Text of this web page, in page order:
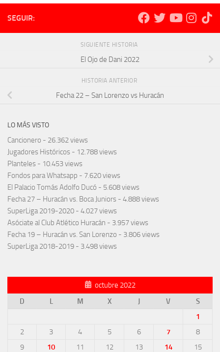
SEGUIR:
SIGUIENTE HISTORIA
El Ojo de Dani 2022
HISTORIA ANTERIOR
Fecha 22 – San Lorenzo vs Huracán
LO MÁS VISTO
Cancionero - 26.362 views
Jugadores Históricos - 12.788 views
Planteles - 10.453 views
Fondos para Whatsapp - 7.620 views
El Palacio Tomás Adolfo Ducó - 5.608 views
Fecha 27 – Huracán vs. Boca Juniors - 4.888 views
SuperLiga 2019-2020 - 4.027 views
Asóciate al Club Atlético Huracán - 3.957 views
Fecha 19 – Huracán vs. San Lorenzo - 3.806 views
SuperLiga 2018-2019 - 3.498 views
octubre 2022
D
L M X J V
S
1
2
3 4 5 6 7
8
9
10 11 12 13 14
15